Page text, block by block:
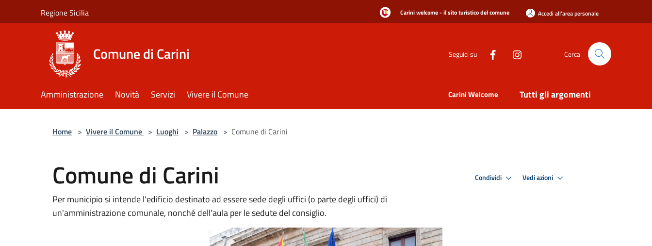
Regione Sicilia Carini welcome - il sito turistico del comune Accedi all'area personale
Comune di Carini Seguici su Cerca
Amministrazione Novità Servizi Vivere il Comune Carini Welcome Tutti gli argomenti
Home > Vivere il Comune > Luoghi > Palazzo > Comune di Carini
Comune di Carini
Per municipio si intende l'edificio destinato ad essere sede degli uffici (o parte degli uffici) di
un'amministrazione comunale, nonché dell'aula per le sedute del consiglio.
Condividi Vedi azioni